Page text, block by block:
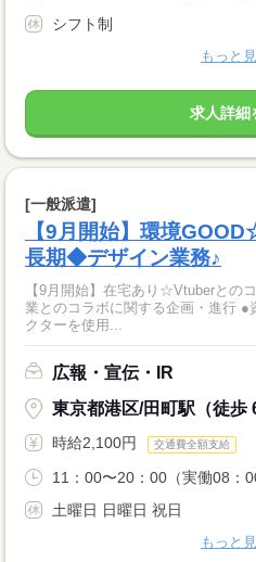
シフト制
もっと
求人詳細
[一般派遣]
【9月開始】環境
長期◆デザイン業務♪
【9月開始】在宅あり☆Vtuberとの
業とのコラボに関する企画・進行 ●
クターを使用...
広報・宣伝・IR
東京都港区/田町駅（徒歩
時給2,100円 交通費全額支給
11：00〜20：00（実働08：
土曜日 日曜日 祝日
もっと